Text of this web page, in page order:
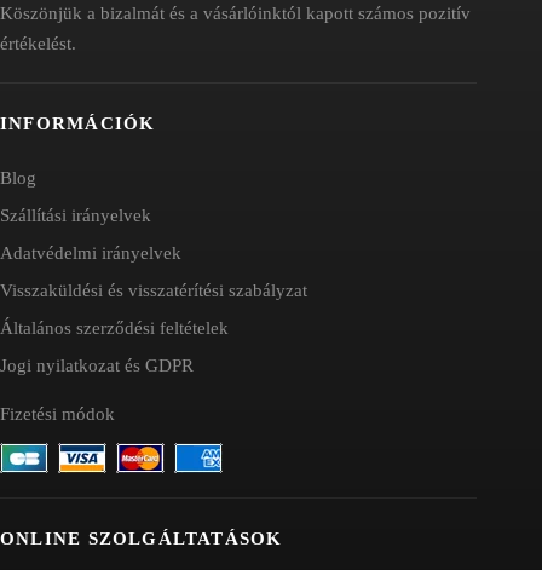
Köszönjük a bizalmát és a vásárlóinktól kapott számos pozitív
értékelést.
INFORMÁCIÓK
Blog
Szállítási irányelvek
Adatvédelmi irányelvek
Visszaküldési és visszatérítési szabályzat
Általános szerződési feltételek
Jogi nyilatkozat és GDPR
Fizetési módok
ONLINE SZOLGÁLTATÁSOK